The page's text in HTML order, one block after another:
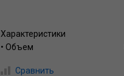
Характеристики
• Объем
Сравнить